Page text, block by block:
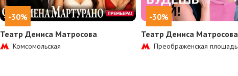
-30%
Театр Дениса Матросова
Комсомольская
-30%
Театр Дениса Матросова
Преображенская площадь